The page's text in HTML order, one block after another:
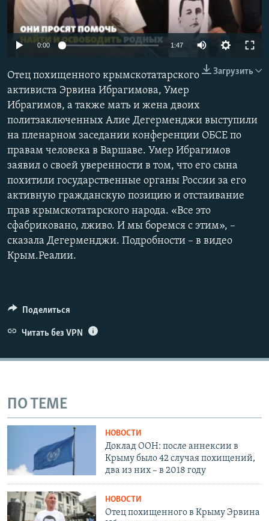
ПОБЕДИТЕЛЕЙ НЕ СУДЯТ?
КРЫМ.НЕПОКОРЕННЫЙ
УКРАИНСКАЯ ПРОБЛЕМА КРЫМА
ПРИСОЕДИНЯЙТЕСЬ!
Все сайты RFE/RL
0:00 1:47
Загрузить
Отец похищенного крымскотатарского
активиста Эрвина Ибрагимова, Умер
Ибрагимов, а также мать и жена двоих
политзаключенных Алие Дегерменджи выступили
на пленарном заседании конференции ОБСЕ по
правам человека в Варшаве. Умер Ибрагимов
заявил о своей уверенности в том, что его сына
похитили государственные органы России за его
активную гражданскую позицию и отстаивание
прав крымскотатарского народа. «Все это
сфабриковано, лживо. И мы боремся с этим», –
сказала Дегерменджи. Подробности – в видео
Крым.Реалии.
Поделиться
Читать без VPN
ПО ТЕМЕ
НОВОСТИ
Доклад ООН: после аннексии в
Крыму было 42 случая похищений,
два из них – в 2018 году
НОВОСТИ
Отец похищенного в Крыму Эрвина